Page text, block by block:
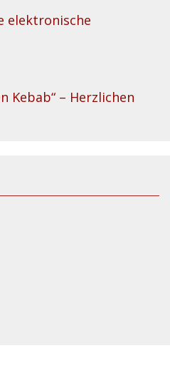
elektronische
Kebab“ – Herzlichen